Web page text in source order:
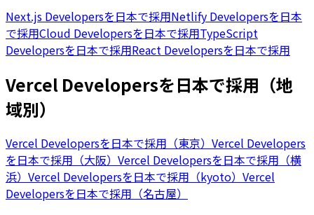
Next.js Developersを日本で採用Netlify Developersを日本
で採用Cloud Developersを日本で採用TypeScript
Developersを日本で採用React Developersを日本で採用
Vercel Developersを日本で採用（地
域別）
Vercel Developersを日本で採用（東京） Vercel Developers
を日本で採用（大阪） Vercel Developersを日本で採用（横
浜） Vercel Developersを日本で採用（kyoto） Vercel
Developersを日本で採用（名古屋）